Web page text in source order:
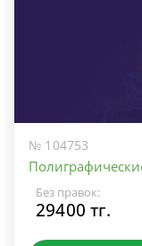
№ 104753
Без правок:
29400 тг.